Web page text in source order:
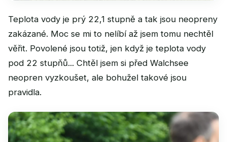
Teplota vody je prý 22,1 stupně a tak jsou neopreny
zakázané. Moc se mi to nelíbí až jsem tomu nechtěl
věřit. Povolené jsou totiž, jen když je teplota vody
pod 22 stupňů... Chtěl jsem si před Walchsee
neopren vyzkoušet, ale bohužel takové jsou
pravidla.